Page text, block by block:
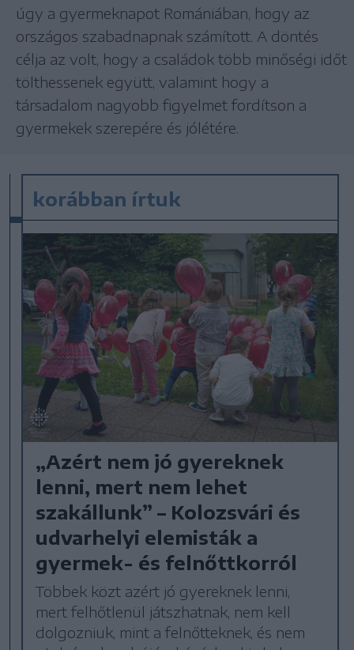
úgy a gyermeknapot Romániában, hogy az
országos szabadnapnak számított. A döntés
célja az volt, hogy a családok több minőségi időt
tölthessenek együtt, valamint hogy a
társadalom nagyobb figyelmet fordítson a
gyermekek szerepére és jólétére.
korábban írtuk
„Azért nem jó gyereknek
lenni, mert nem lehet
szakállunk” – Kolozsvári és
udvarhelyi elemisták a
gyermek- és felnőttkorról
Többek közt azért jó gyereknek lenni,
mert felhőtlenül játszhatnak, nem kell
dolgozniuk, mint a felnőtteknek, és nem